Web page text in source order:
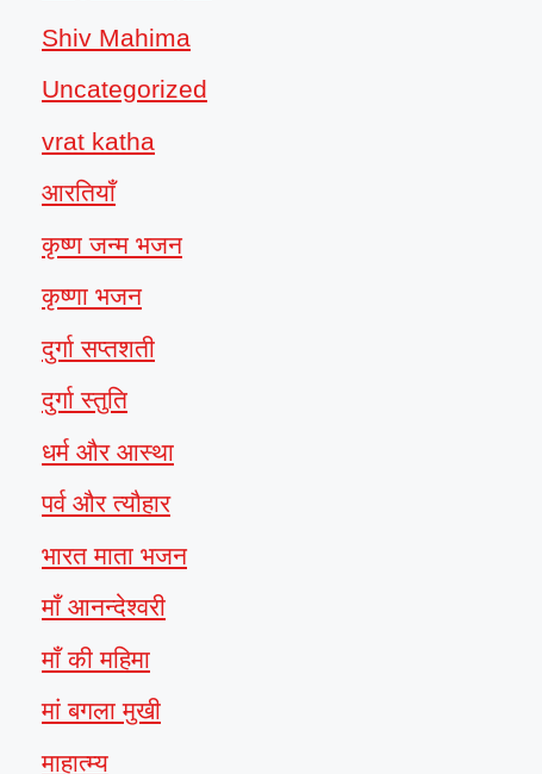
Shiv Mahima
Uncategorized
vrat katha
आरतियाँ
कृष्ण जन्म भजन
कृष्णा भजन
दुर्गा सप्तशती
दुर्गा स्तुति
धर्म और आस्था
पर्व और त्यौहार
भारत माता भजन
माँ आनन्देश्वरी
माँ की महिमा
मां बगला मुखी
माहात्म्य